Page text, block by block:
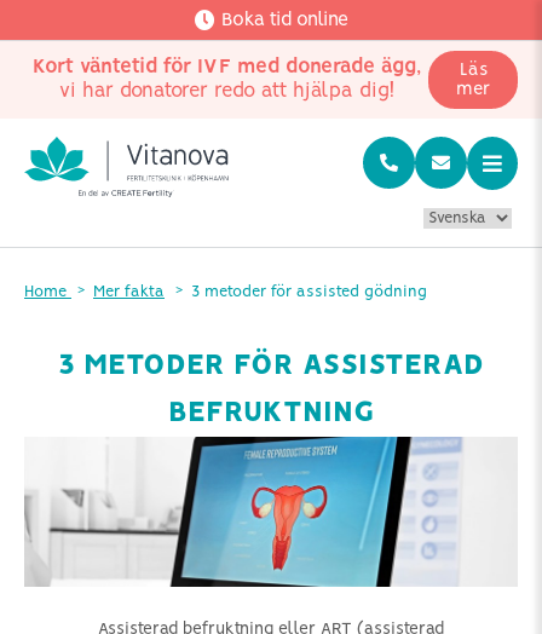
Boka tid online
Kort väntetid för IVF med donerade ägg,
vi har donatorer redo att hjälpa dig!
Läs
mer
Home Mer fakta 3 metoder för assisted gödning
3 METODER FÖR ASSISTERAD
BEFRUKTNING
Assisterad befruktning eller ART (assisterad